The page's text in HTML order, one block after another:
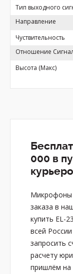
Тип выходного
Направление
Чуствительность
Отношение
Высота (Макс)
000 в
Микрофоны
заказа в
купить EL-
всей
запросить
расчету
пришлём на